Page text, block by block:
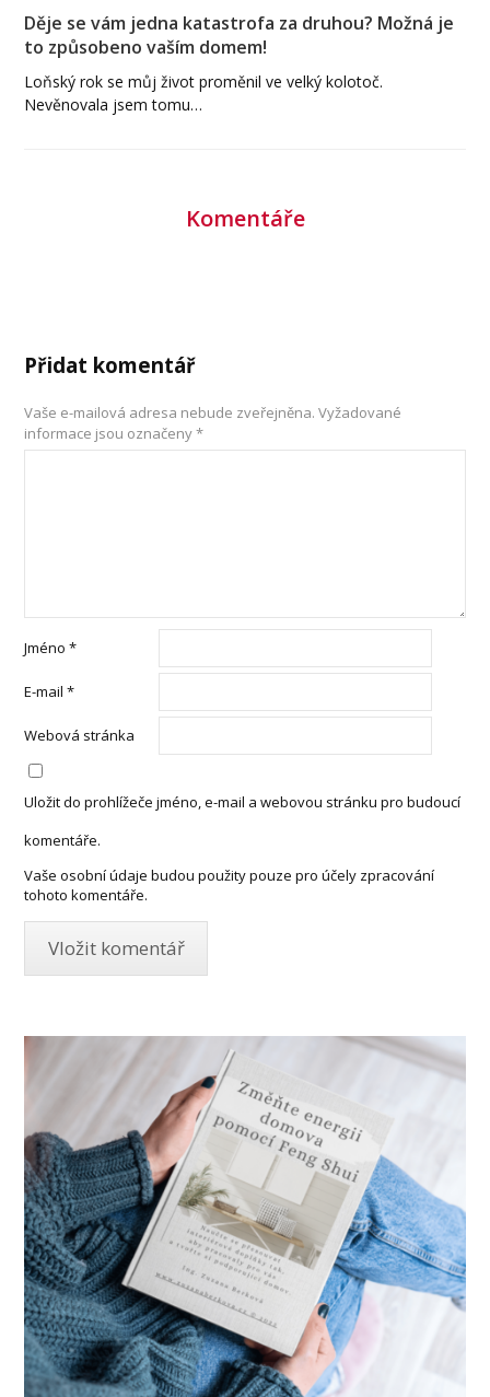
Děje se vám jedna katastrofa za druhou? Možná je
to způsobeno vaším domem!
Loňský rok se můj život proměnil ve velký kolotoč.
Nevěnovala jsem tomu…
Komentáře
Přidat komentář
Vaše e-mailová adresa nebude zveřejněna. Vyžadované
informace jsou označeny*
Jméno*
E-mail*
Webová stránka
Uložit do prohlížeče jméno, e-mail a webovou stránku pro budoucí
komentáře.
Vaše osobní údaje budou použity pouze pro účely zpracování
tohoto komentáře.